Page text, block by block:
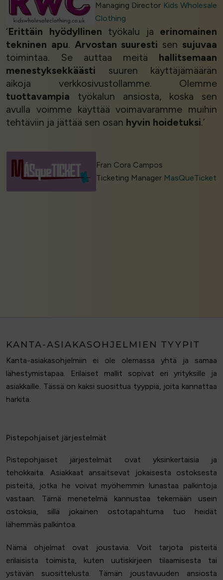
Managing Director Kids Wholesale
Clothing
‘Erittäin hyödyllinen työkalu ja erinomainen
tekninen apu. Arvostan suuresti sen sujuvaa
toimintaa. Se auttaa meitä hallitsemaan
menestyksekkäästi suuren käyttäjämäärän
aikoja verkkosivustollamme. Olemme
tuottavampia työkalun ansiosta, koska sen
avulla voimme käyttää voimavaramme muihin
tehtäviin ja jättää sen osan hyvin hoidetuksi.’
Fran Cora Campos
Ticketing Manager MasQueTicket
KANTA-ASIAKASOHJELMIEN TYYPIT
Kanta-asiakasohjelmiin ei ole olemassa yhtä ja samaa
lähestymistapaa. Erilaiset mallit sopivat eri yrityksille ja
asiakkaille. Tässä on kaksi suosittua tyyppiä, joita kannattaa
harkita.
Pistepohjaiset järjestelmät
Pistepohjaiset järjestelmät ovat yksinkertaisia ja
tehokkaita. Asiakkaat ansaitsevat jokaisesta ostoksesta
pisteitä, jotka he voivat myöhemmin lunastaa palkintoja
vastaan. Tämä menetelmä kannustaa tekemään usein
ostoksia, sillä jokainen ostotapahtuma tuo heidät
lähemmäs palkintoa.
Nämä ohjelmat ovat joustavia. Voit tarjota pisteitä
erilaisista toimista, kuten uutiskirjeen tilaamisesta tai
ystävän suosittelusta. Tämän joustavuuden ansiosta